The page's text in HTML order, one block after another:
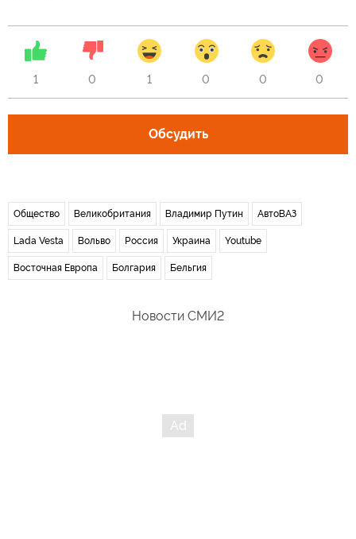
1 0 1 0 0 0
Обсудить
Общество Великобритания Владимир Путин АвтоВАЗ
Lada Vesta Вольво Россия Украина Youtube
Восточная Европа Болгария Бельгия
Новости СМИ2